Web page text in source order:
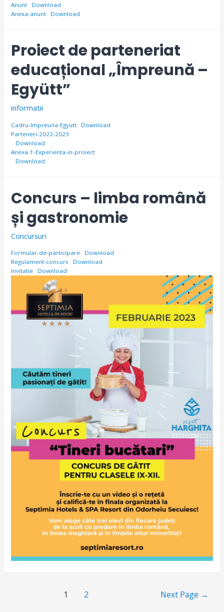
Anunt
Download
Anexa-anunt
Download
Proiect de parteneriat
educațional „Împreună –
Együtt”
informatii
Cadru-Impreuna-Egyutt
Download
Parteneri-2022-2023
Download
Anexa-1-Experienta-in-proiect
Download
Concurs – limba română
și gastronomie
Concursuri
Formular-de-participare
Download
Regulament-concurs
Download
Invitatie
Download
1 2 Next Page →